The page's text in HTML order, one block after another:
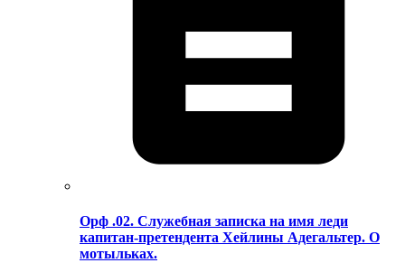
Орф .02. Служебная записка на имя леди
капитан-претендента Хейлины Адегальтер. О
мотыльках.